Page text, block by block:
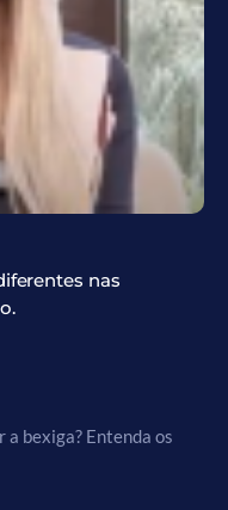
nas
bexiga? Entenda os